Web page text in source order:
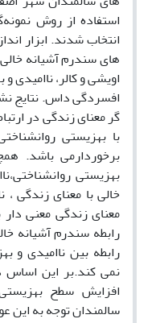
انتخاب شدند. ابزار
های سندرم آشیانه
اویشی و کالر،
افسردگی داس. نتایج
گر معنای زندگی در
با بهزیستی
برخوردارمی باشد.
بهزیستی
خالی با معنای زندگی ،
معنای زندگی معنی
رابطه سندرم آشیانه
رابطه بین ناامیدی و
نمی کند.بر این اساس
افزایش سطح
سالمندان توجه به این